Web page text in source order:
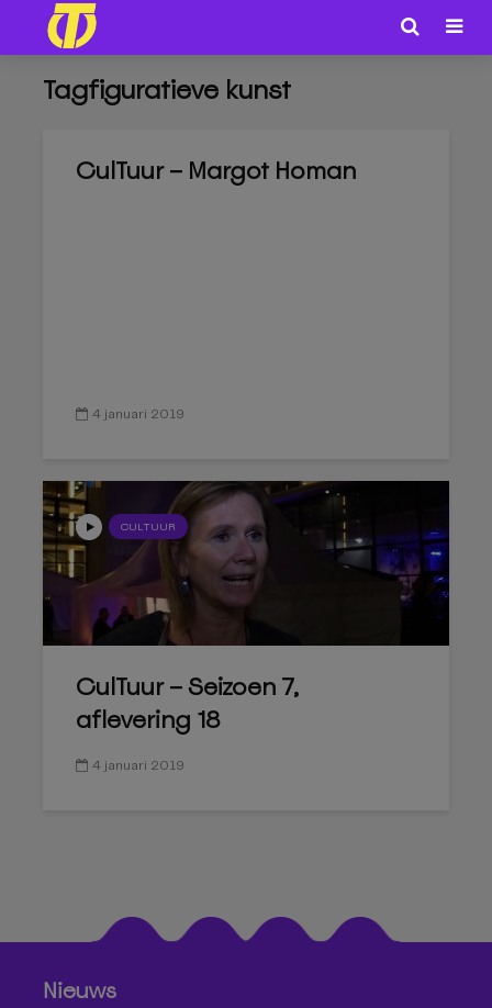
Tagfiguratieve kunst
CulTuur – Margot Homan
4 januari 2019
CULTUUR
CulTuur – Seizoen 7,
aflevering 18
4 januari 2019
Nieuws